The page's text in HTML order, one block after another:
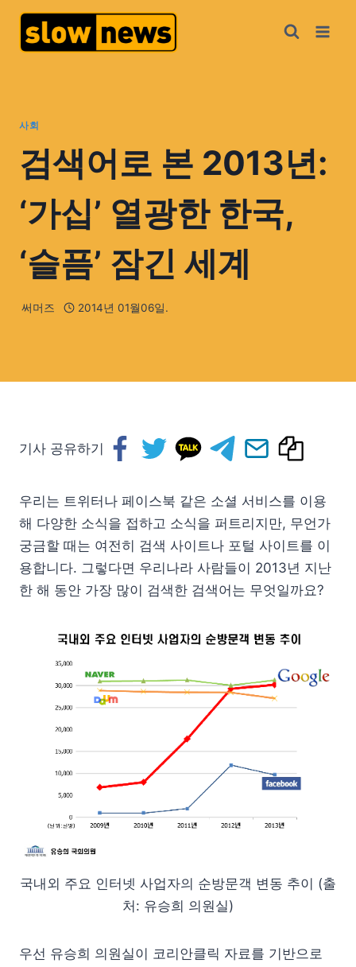
사회
검색어로 본 2013년:
‘가십’ 열광한 한국,
‘슬픔’ 잠긴 세계
써머즈 2014년 01월06일.
기사 공유하기
우리는 트위터나 페이스북 같은 소셜 서비스를 이용
해 다양한 소식을 접하고 소식을 퍼트리지만, 무언가
궁금할 때는 여전히 검색 사이트나 포털 사이트를 이
용합니다. 그렇다면 우리나라 사람들이 2013년 지난
한 해 동안 가장 많이 검색한 검색어는 무엇일까요?
국내외 주요 인터넷 사업자의 순방문객 변동 추이 (출
처: 유승희 의원실)
우선 유승희 의원실이 코리안클릭 자료를 기반으로